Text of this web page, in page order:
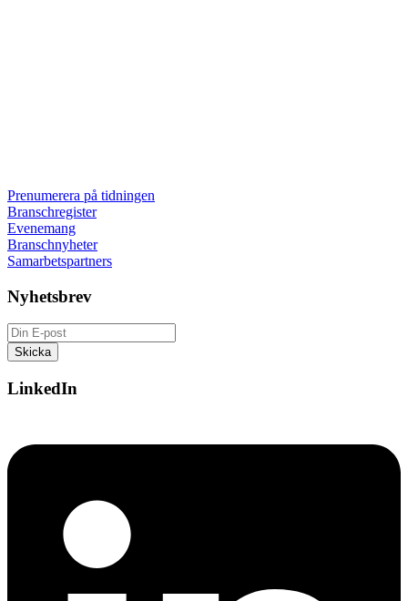
Prenumerera på tidningen
Branschregister
Evenemang
Branschnyheter
Samarbetspartners
Nyhetsbrev
LinkedIn